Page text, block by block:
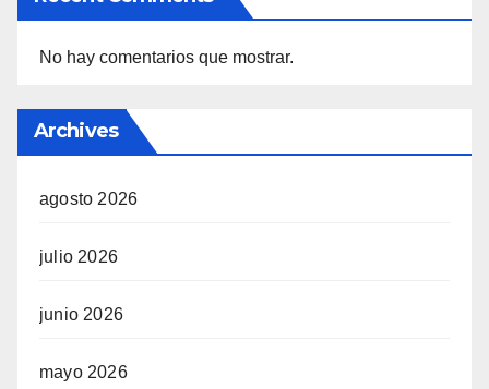
No hay comentarios que mostrar.
Archives
agosto 2026
julio 2026
junio 2026
mayo 2026